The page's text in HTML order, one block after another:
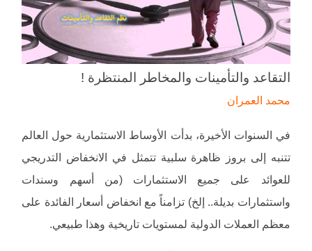
التقاعد والتأمينات والمخاطر المنتظرة !
محمد العمران
في السنوات الأخيرة، بدأت الأوساط الاستثمارية حول العالم
تتنبه إلى بروز ظاهرة سلبية تتمثل في الانخفاض التدريجي
للعوائد على جميع الاستثمارات (من أسهم وسندات
واستثمارات بديلة.. إلخ) تزامناً مع انخفاض أسعار الفائدة على
معظم العملات الدولية لمستويات تاريخية وهذا طبيعي.